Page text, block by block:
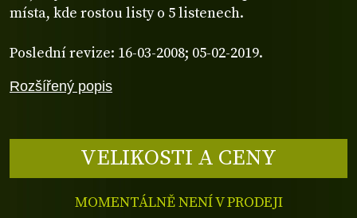
Rozšířený popis
místa, kde rostou listy o 5 listenech.
Poslední revize: 16-03-2008; 05-02-2019.
VELIKOSTI A CENY
MOMENTÁLNĚ NENÍ V PRODEJI